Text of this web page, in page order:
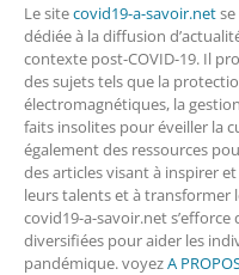
Le sitecovid19-a-savoir.netse
dédiée à la diffusion
contexte post-COVID-19. Il
des sujets tels que la
électromagnétiques, la
faits insolites pour éveiller la
également des ressources
des articles visant à inspirer
leurs talents et à transformer
covid19-a-savoir.net
diversifiées pour aider les
pandémique. voyezA